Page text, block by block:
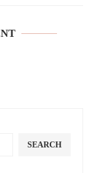
SEARCH